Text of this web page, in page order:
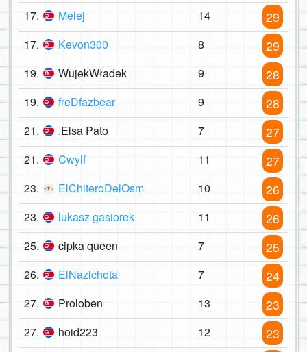
17. Melej 14 29
17. Kevon300 8 29
19. WujekWładek 9 28
19. freDfazbear 9 28
21. .Elsa Pato 7 27
21. Cwylf 11 27
23. ElChiteroDelOsm 10 26
23. lukasz gasiorek 11 26
25. cipka queen 7 25
26. ElNazichota 7 24
27. Proloben 13 23
27. hoid223 12 23